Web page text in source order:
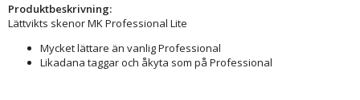
Produktbeskrivning:
Lättvikts skenor MK Professional Lite
Mycket lättare än vanlig Professional
Likadana taggar och åkyta som på Professional